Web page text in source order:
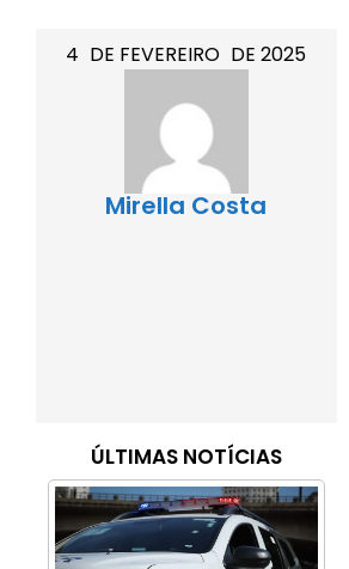
4 DE FEVEREIRO DE2025
Mirella Costa
ÚLTIMAS NOTÍCIAS